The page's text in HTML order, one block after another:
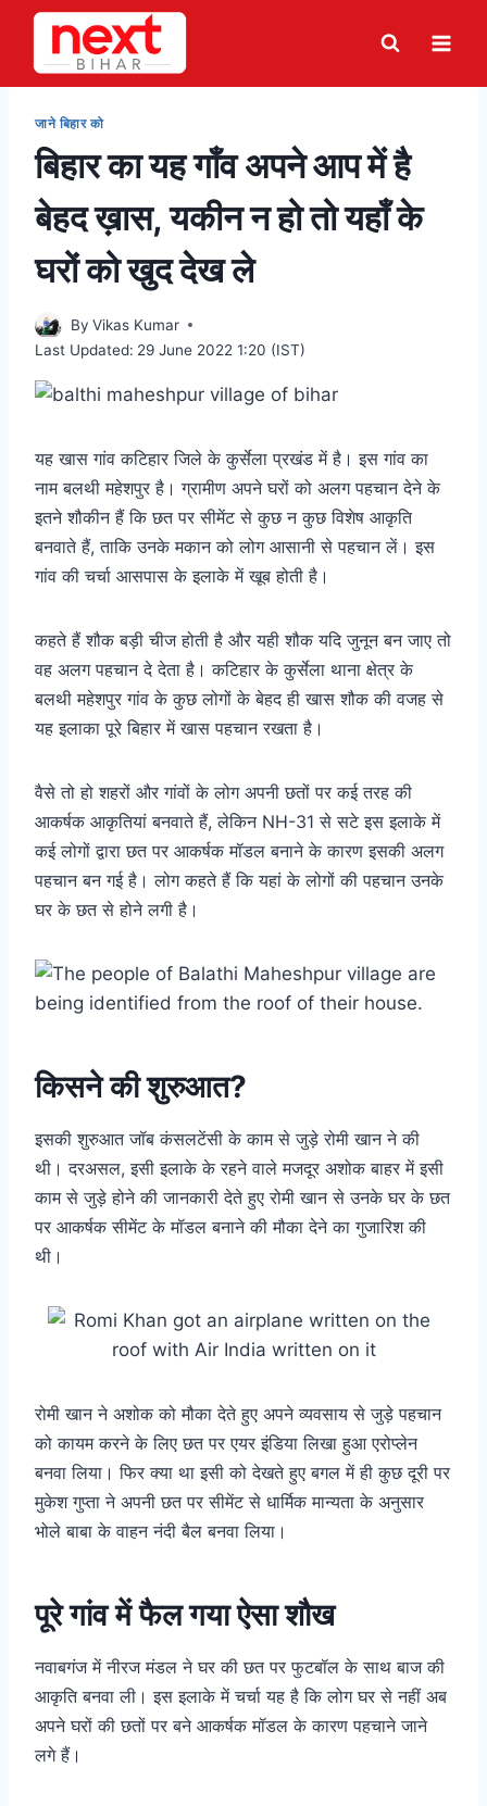
Skip
content
जाने बिहार को
बिहार का यह गाँव अपने आप में है
बेहद ख़ास, यकीन न हो तो यहाँ के
घरों को खुद देख ले
By Vikas Kumar
Last Updated: 29 June 2022 1:20 (IST)
यह खास गांव कटिहार जिले के कुर्सेला प्रखंड में है। इस गांव का
नाम बलथी महेशपुर है। ग्रामीण अपने घरों को अलग पहचान देने के
इतने शौकीन हैं कि छत पर सीमेंट से कुछ न कुछ विशेष आकृति
बनवाते हैं, ताकि उनके मकान को लोग आसानी से पहचान लें। इस
गांव की चर्चा आसपास के इलाके में खूब होती है।
कहते हैं शौक बड़ी चीज होती है और यही शौक यदि जुनून बन जाए तो
वह अलग पहचान दे देता है। कटिहार के कुर्सेला थाना क्षेत्र के
बलथी महेशपुर गांव के कुछ लोगों के बेहद ही खास शौक की वजह से
यह इलाका पूरे बिहार में खास पहचान रखता है।
वैसे तो हो शहरों और गांवों के लोग अपनी छतों पर कई तरह की
आकर्षक आकृतियां बनवाते हैं, लेकिन NH-31 से सटे इस इलाके में
कई लोगों द्वारा छत पर आकर्षक मॉडल बनाने के कारण इसकी अलग
पहचान बन गई है। लोग कहते हैं कि यहां के लोगों की पहचान उनके
घर के छत से होने लगी है।
किसने की शुरुआत?
इसकी शुरुआत जॉब कंसलटेंसी के काम से जुड़े रोमी खान ने की
थी। दरअसल, इसी इलाके के रहने वाले मजदूर अशोक बाहर में इसी
काम से जुड़े होने की जानकारी देते हुए रोमी खान से उनके घर के छत
पर आकर्षक सीमेंट के मॉडल बनाने की मौका देने का गुजारिश की
थी।
रोमी खान ने अशोक को मौका देते हुए अपने व्यवसाय से जुड़े पहचान
को कायम करने के लिए छत पर एयर इंडिया लिखा हुआ एरोप्लेन
बनवा लिया। फिर क्या था इसी को देखते हुए बगल में ही कुछ दूरी पर
मुकेश गुप्ता ने अपनी छत पर सीमेंट से धार्मिक मान्यता के अनुसार
भोले बाबा के वाहन नंदी बैल बनवा लिया।
पूरे गांव में फैल गया ऐसा शौख
नवाबगंज में नीरज मंडल ने घर की छत पर फुटबॉल के साथ बाज की
आकृति बनवा ली। इस इलाके में चर्चा यह है कि लोग घर से नहीं अब
अपने घरों की छतों पर बने आकर्षक मॉडल के कारण पहचाने जाने
लगे हैं।